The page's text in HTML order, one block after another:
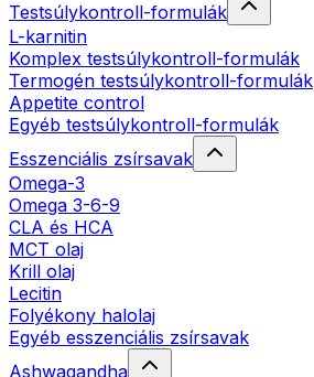
Testsúlykontroll-formulák
L-karnitin
Komplex testsúlykontroll-formulák
Termogén testsúlykontroll-formulák
Appetite control
Egyéb testsúlykontroll-formulák
Esszenciális zsírsavak
Omega-3
Omega 3-6-9
CLA és HCA
MCT olaj
Krill olaj
Lecitin
Folyékony halolaj
Egyéb esszenciális zsírsavak
Ashwagandha